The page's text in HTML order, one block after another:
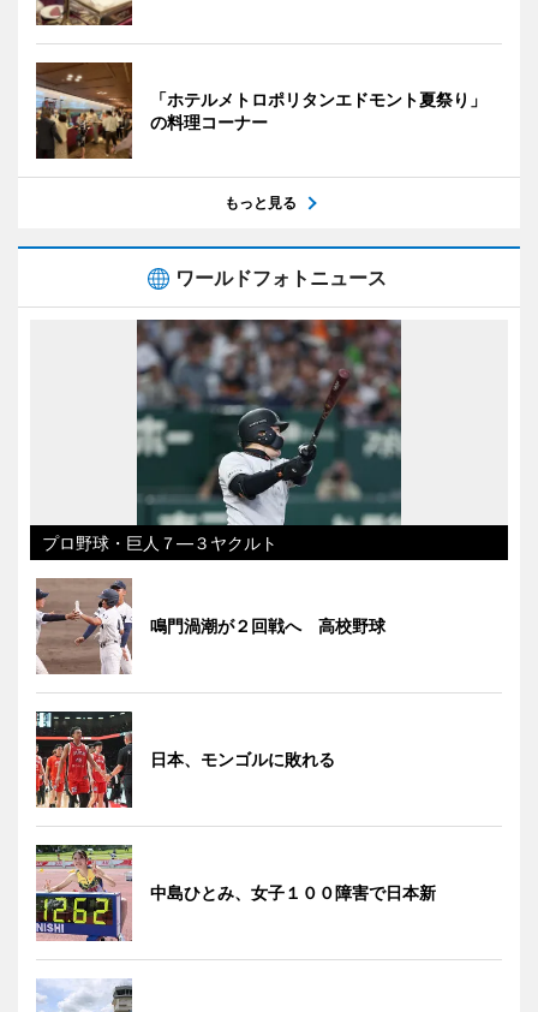
「ホテルメトロポリタンエドモント夏祭り」
の料理コーナー
もっと見る
ワールドフォトニュース
プロ野球・巨人７―３ヤクルト
鳴門渦潮が２回戦へ 高校野球
日本、モンゴルに敗れる
中島ひとみ、女子１００障害で日本新